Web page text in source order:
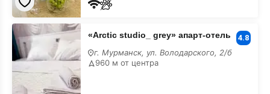
«Arctic
studio_
grey»
апарт-
«Arctic studio_ grey» апарт-отель 4.8
г. Мурманск, ул. Володарского, 2/б
960 м от центра